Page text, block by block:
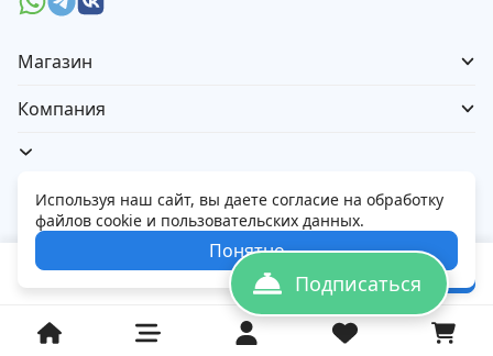
78 900₽
50 400₽ В корзину
Магазин
Компания
© 2026 Электорфокс — магазин электроники
Политика обработки персональных данных
Используя наш сайт, вы даете согласие на обработку
файлов cookie и пользовательских данных.
Понятно
Подписаться